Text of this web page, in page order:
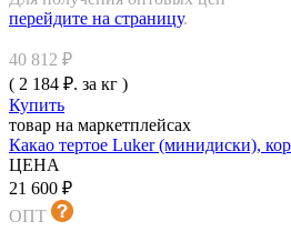
перейдите на страницу.
40 812 ₽
( 2 184 ₽. за кг )
Купить
товар на маркетплейсах
Какао тертое Luker (минидиски),
ЦЕНА
21 600 ₽
ОПТ